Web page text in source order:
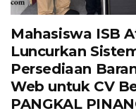
Mahasiswa ISB
Luncurkan
Persediaan
Web untuk CV
PANGKAL